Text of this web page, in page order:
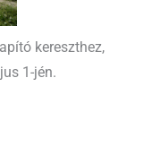
kereszthez,
1-jén.